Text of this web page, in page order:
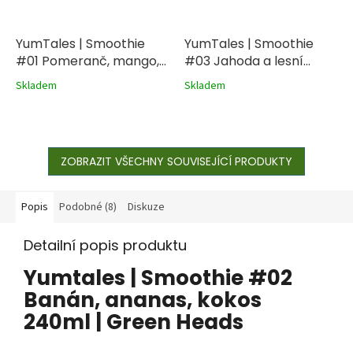
YumTales | Smoothie
#01 Pomeranč, mango,
banán 240ml
Skladem
YumTales | Smoothie
#03 Jahoda a lesní
ovoce 240ml
Skladem
ZOBRAZIT VŠECHNY SOUVISEJÍCÍ PRODUKTY
Popis Podobné (8) Diskuze
Detailní popis produktu
Yumtales | Smoothie #02
Banán, ananas, kokos
240ml | Green Heads